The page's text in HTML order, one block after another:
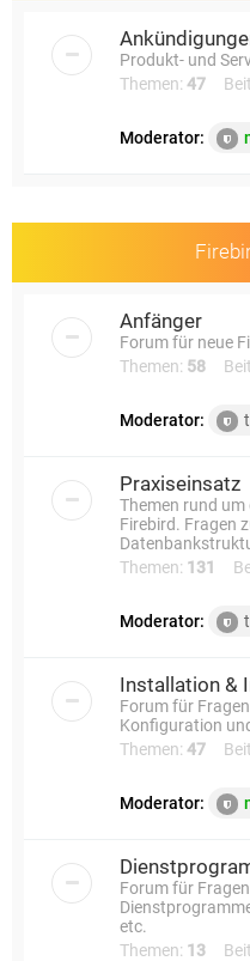
Produkt- und
Themen: 47
Moderator:
Anfänger
Forum für neue
Themen: 58
Moderator:
Praxiseinsatz
Themen rund
Firebird. Fragen
Themen: 131
Moderator:
Installation &
Forum für
Konfiguration
Themen: 47
Moderator:
Forum für
etc.
Themen: 13